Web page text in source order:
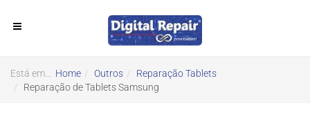
Está em... Home Outros
Reparação Tablets
Reparação de Tablets Samsung